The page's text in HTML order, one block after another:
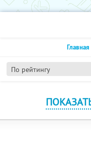
По рейтингу
Главная